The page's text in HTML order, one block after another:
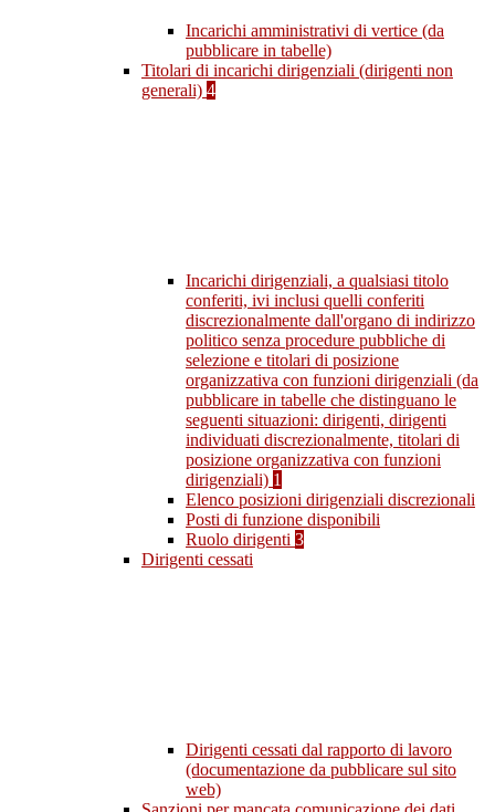
Incarichi amministrativi di vertice (da
pubblicare in tabelle)
Titolari di incarichi dirigenziali (dirigenti non
generali) 4
Incarichi dirigenziali, a qualsiasi titolo
conferiti, ivi inclusi quelli conferiti
discrezionalmente dall'organo di indirizzo
politico senza procedure pubbliche di
selezione e titolari di posizione
organizzativa con funzioni dirigenziali (da
pubblicare in tabelle che distinguano le
seguenti situazioni: dirigenti, dirigenti
individuati discrezionalmente, titolari di
posizione organizzativa con funzioni
dirigenziali) 1
Elenco posizioni dirigenziali discrezionali
Posti di funzione disponibili
Ruolo dirigenti 3
Dirigenti cessati
Dirigenti cessati dal rapporto di lavoro
(documentazione da pubblicare sul sito
web)